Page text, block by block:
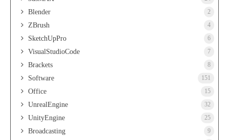
Blender 2
ZBrush 4
SketchUpPro 6
VisualStudioCode 7
Brackets 8
Software 151
Office 15
UnrealEngine 32
UnityEngine 25
Broadcasting 9